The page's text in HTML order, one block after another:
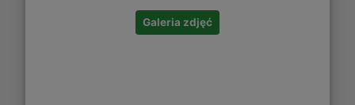
Galeria zdjęć